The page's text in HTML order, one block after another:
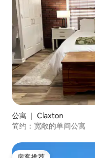
公寓 ｜ Claxton
简约：宽敞的单间公寓